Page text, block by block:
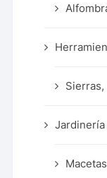
Jardinería